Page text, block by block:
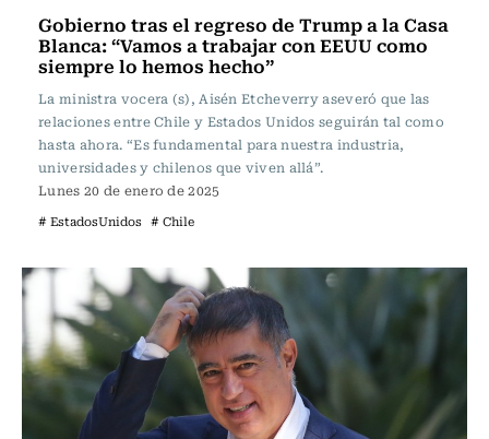
Gobierno tras el regreso de Trump a la Casa
Blanca: “Vamos a trabajar con EEUU como
siempre lo hemos hecho”
La ministra vocera (s), Aisén Etcheverry aseveró que las
relaciones entre Chile y Estados Unidos seguirán tal como
hasta ahora. “Es fundamental para nuestra industria,
universidades y chilenos que viven allá”.
Lunes 20 de enero de 2025
# EstadosUnidos # Chile